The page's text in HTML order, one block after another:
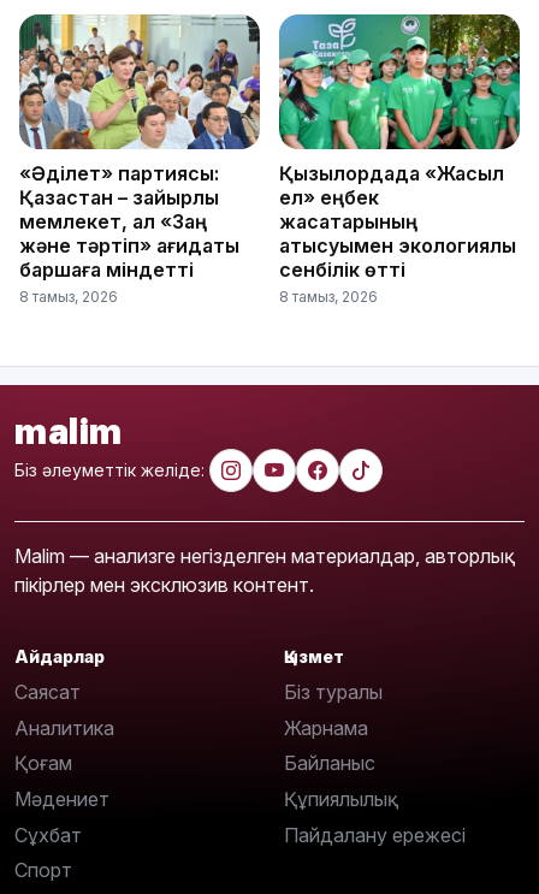
«Әділет» партиясы:
Қазақстан – зайырлы
мемлекет, ал «Заң
және тәртіп» қағидаты
баршаға міндетті
8 тамыз, 2026
Қызылордада «Жасыл
ел» еңбек
жасақтарының
қатысуымен экологиялық
сенбілік өтті
8 тамыз, 2026
malim
Біз әлеуметтік желіде:
Malim — анализге негізделген материалдар, авторлық
пікірлер мен эксклюзив контент.
Айдарлар
Саясат
Аналитика
Қоғам
Мәдениет
Сұхбат
Спорт
Қызмет
Біз туралы
Жарнама
Байланыс
Құпиялылық
Пайдалану ережесі